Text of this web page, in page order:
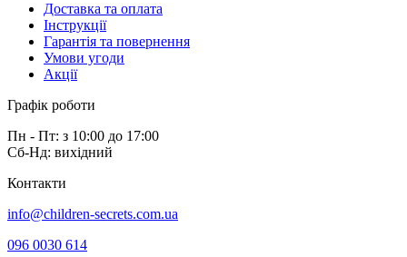
Доставка та оплата
Інструкції
Гарантія та повернення
Умови угоди
Акції
Графік роботи
Пн - Пт: з 10:00 до 17:00
Сб-Нд: вихідний
Контакти
info@children-secrets.com.ua
096 0030 614